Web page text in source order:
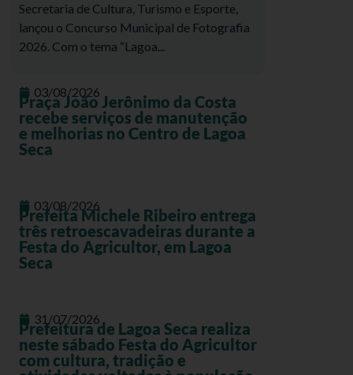
Secretaria de Cultura, Turismo e Esporte,
lançou o Concurso Municipal de Fotografia
2026. Com o tema “Lagoa...
03/08/2026
Praça João Jerônimo da Costa
recebe serviços de manutenção
e melhorias no Centro de Lagoa
Seca
03/08/2026
Prefeita Michele Ribeiro entrega
três retroescavadeiras durante a
Festa do Agricultor, em Lagoa
Seca
31/07/2026
Prefeitura de Lagoa Seca realiza
neste sábado Festa do Agricultor
com cultura, tradição e